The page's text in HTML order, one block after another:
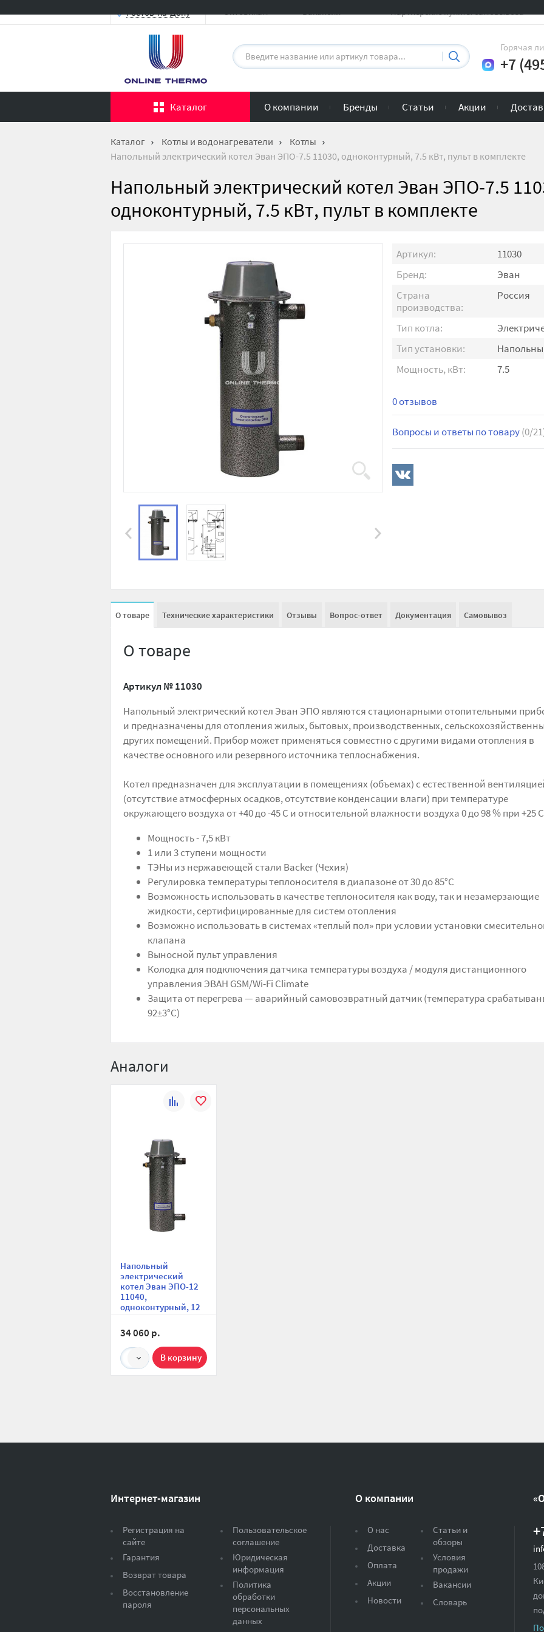
Ростов-на-Дону Оптовикам Вакансии Партнерские пункты самовывоза
Горячая
+7
Каталог О компании Бренды Статьи Акции
Каталог Котлы и водонагреватели
Котлы
Напольный электрический котел Эван ЭПО-7.5 11030, одноконтурный, 7.5 кВт, пульт в комплекте
Напольный электрический котел Эван ЭПО-7.5
одноконтурный, 7.5 кВт, пульт в комплекте
Артикул:
11030
Бренд:
Эван
Страна
производства:
Россия
Тип котла:
Тип установки:
Мощность, кВт:
7.5
0 отзывов
Вопросы и ответы по товару(0/
О товаре Технические характеристики Отзывы Вопрос-ответ Документация Самовывоз
О товаре
Артикул №11030
Напольный электрический котел Эван ЭПО являются стационарными отопительными
и предназначены для отопления жилых, бытовых, производственных,
других помещений. Прибор может применяться совместно с другими видами отопления в
качестве основного или резервного источника теплоснабжения.
Котел предназначен для эксплуатации в помещениях (объемах) с естественной
(отсутствие атмосферных осадков, отсутствие конденсации влаги) при температуре
окружающего воздуха от +40 до -45 С и относительной влажности воздуха 0 до 98 % при +25
Мощность - 7,5 кВт
1 или 3 ступени мощности
ТЭНы из нержавеющей стали Backer (Чехия)
Регулировка температуры теплоносителя в диапазоне от 30 до 85°С
Возможность использовать в качестве теплоносителя как воду, так и незамерзающие
жидкости, сертифицированные для систем отопления
Возможно использовать в системах «теплый пол» при условии установки
клапана
Выносной пульт управления
Колодка для подключения датчика температуры воздуха / модуля дистанционного
управления ЭВАН GSM/Wi-Fi Climate
Защита от перегрева — аварийный самовозвратный датчик (температура
92±3°С)
Аналоги
Напольный
электрический
котел Эван ЭПО-12
11040,
одноконтурный, 12
комплекте
34 060 р.
1
Интернет-магазин
Регистрация на
сайте
Гарантия
Возврат товара
Восстановление
пароля
Пользовательское
соглашение
Юридическая
информация
Политика
обработки
персональных
данных
О компании
О нас
Доставка
Оплата
Акции
Новости
Статьи и
обзоры
Условия
продажи
Вакансии
Словарь